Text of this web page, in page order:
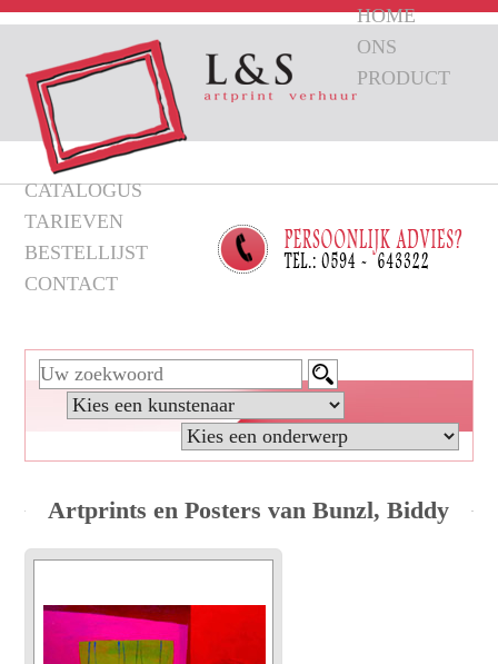
HOME
ONS
PRODUCT
CATALOGUS
TARIEVEN
BESTELLIJST
CONTACT
Artprints en Posters van Bunzl, Biddy